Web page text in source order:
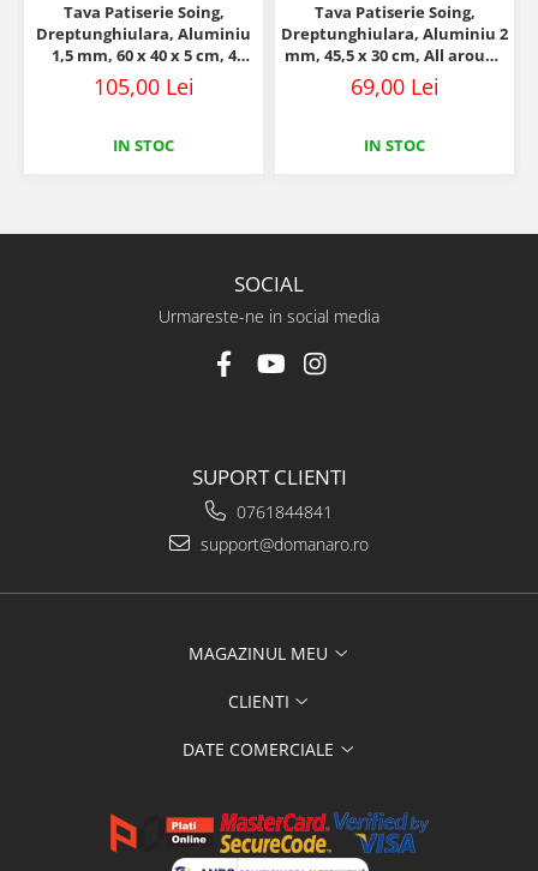
Tava Patiserie Soing,
Dreptunghiulara, Aluminiu
1,5 mm, 60 x 40 x 5 cm, 4
laturi 90°
105,00 Lei
IN STOC
Tava Patiserie Soing,
Dreptunghiulara, Aluminiu 2
mm, 45,5 x 30 cm, All around
45°
69,00 Lei
IN STOC
SOCIAL
Urmareste-ne in social media
SUPORT CLIENTI
0761844841
support@domanaro.ro
MAGAZINUL MEU
CLIENTI
DATE COMERCIALE